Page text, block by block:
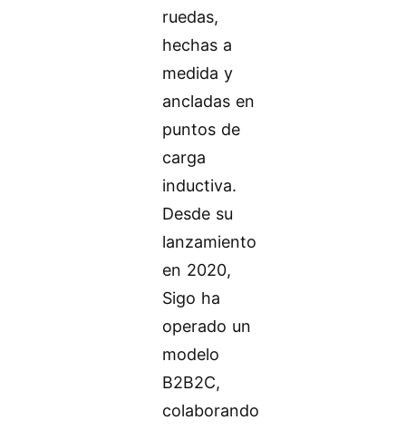
ruedas,
hechas a
medida y
ancladas en
puntos de
carga
inductiva.
Desde su
lanzamiento
en 2020,
Sigo ha
operado un
modelo
B2B2C,
colaborando